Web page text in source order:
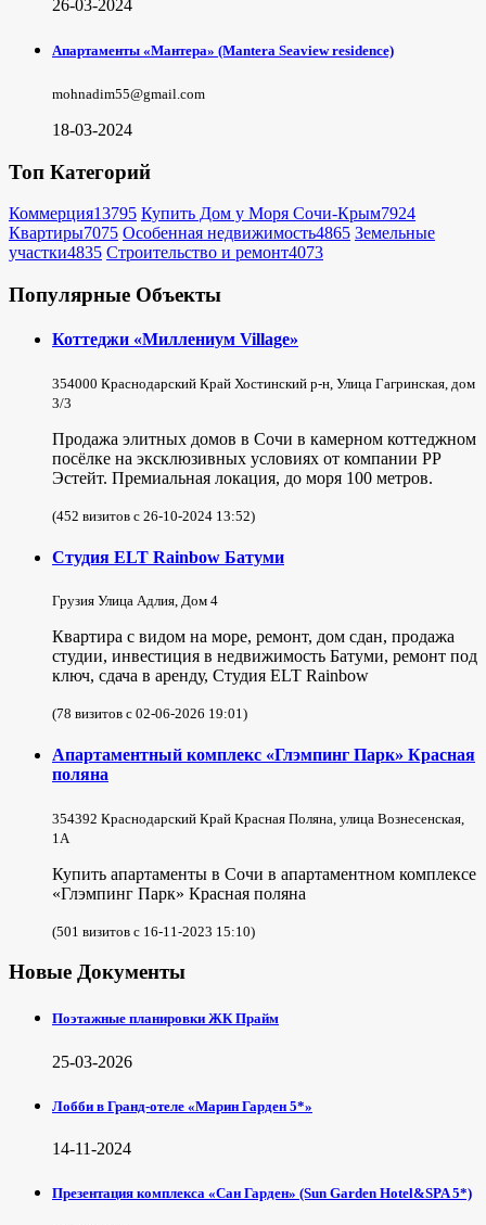
26-03-2024
Апартаменты «Мантера» (Mantera Seaview rеsidence)
mohnadim55@gmail.com
18-03-2024
Топ Категорий
Коммерция13795 Купить Дом у Моря Сочи-Крым7924
Квартиры7075 Особенная недвижимость4865 Земельные
участки4835 Строительство и ремонт4073
Популярные Объекты
Коттеджи «Миллениум Village»
354000 Краснодарский Край Хостинский р-н, Улица Гагринская, дом
3/3
Продажа элитных домов в Сочи в камерном коттеджном
посёлке на эксклюзивных условиях от компании РР
Эстейт. Премиальная локация, до моря 100 метров.
(452 визитов с 26-10-2024 13:52)
Студия ELT Rainbow Батуми
Грузия Улица Адлия, Дом 4
Квартира с видом на море, ремонт, дом сдан, продажа
студии, инвестиция в недвижимость Батуми, ремонт под
ключ, сдача в аренду, Студия ELT Rainbow
(78 визитов с 02-06-2026 19:01)
Апартаментный комплекс «Глэмпинг Парк» Красная
поляна
354392 Краснодарский Край Красная Поляна, улица Вознесенская,
1А
Купить апартаменты в Сочи в апартаментном комплексе
«Глэмпинг Парк» Красная поляна
(501 визитов с 16-11-2023 15:10)
Новые Документы
Поэтажные планировки ЖК Прайм
25-03-2026
Лобби в Гранд-отеле «Марин Гарден 5*»
14-11-2024
Презентация комплекса «Сан Гарден» (Sun Garden Hotel&SPA 5*)